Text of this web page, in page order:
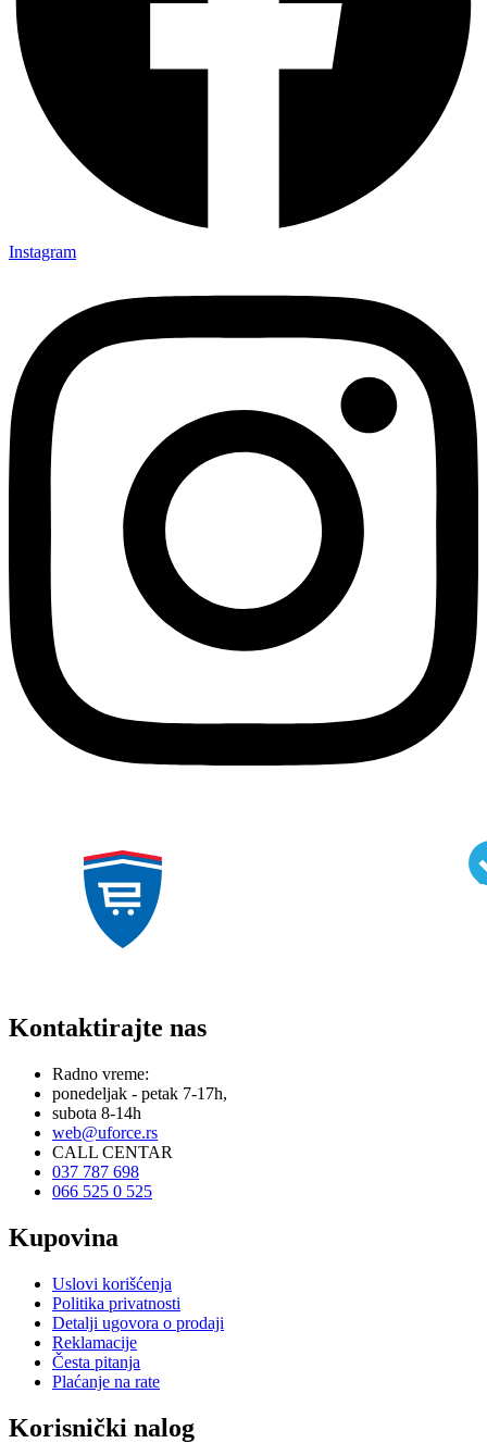
Instagram
Kontaktirajte nas
Radno vreme:
ponedeljak - petak 7-17h,
subota 8-14h
web@uforce.rs
CALL CENTAR
037 787 698
066 525 0 525
Kupovina
Uslovi korišćenja
Politika privatnosti
Detalji ugovora o prodaji
Reklamacije
Česta pitanja
Plaćanje na rate
Korisnički nalog